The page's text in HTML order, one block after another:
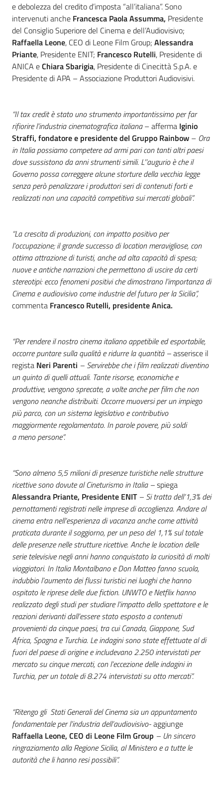
e debolezza del credito d’imposta “all’italiana”. Sono
intervenuti anche Francesca Paola Assumma, Presidente
del Consiglio Superiore del Cinema e dell’Audiovisivo;
Raffaella Leone, CEO di Leone Film Group; Alessandra
Priante, Presidente ENIT; Francesco Rutelli, Presidente di
ANICA eChiara Sbarigia, Presidente di Cinecittà S.p.A. e
Presidente di APA – Associazione Produttori Audiovisivi.
“Il tax credit è stato uno strumento importantissimo per far
rifiorire l’industria cinematografica italiana– afferma Iginio
Straffi, fondatore e presidente del Gruppo Rainbow – Ora
in Italia possiamo competere ad armi pari con tanti altri paesi
dove sussistono da anni strumenti simili. L’’augurio è che il
Governo possa correggere alcune storture della vecchia legge
senza però penalizzare i produttori seri di contenuti forti e
realizzati non una capacità competitiva sui mercati globali”.
“La crescita di produzioni, con impatto positivo per
l’occupazione; il grande successo di location meravigliose, con
ottima attrazione di turisti, anche ad alta capacità di spesa;
nuove e antiche narrazioni che permettono di uscire da certi
stereotipi: ecco fenomeni positivi che dimostrano l’importanza di
Cinema e audiovisivo come industrie del futuro per la Sicilia”,
commenta Francesco Rutelli, presidente Anica.
“Per rendere il nostro cinema italiano appetibile ed esportabile,
occorre puntare sulla qualità e ridurre la quantità –asserisce il
regista Neri Parenti – Servirebbe che i film realizzati diventino
un quinto di quelli attuali. Tante risorse, economiche e
produttive, vengono sprecate, a volte anche per film che non
vengono neanche distribuiti. Occorre muoversi per un impiego
più parco, con un sistema legislativo e contributivo
maggiormente regolamentato. In parole povere, più soldi
a meno persone”.
“Sono almeno 5,5 milioni di presenze turistiche nelle strutture
ricettive sono dovute al Cineturismo in Italia –spiega
Alessandra Priante, Presidente ENIT– Si tratta dell’1,3% dei
pernottamenti registrati nelle imprese di accoglienza. Andare al
cinema entra nell’esperienza di vacanza anche come attività
praticata durante il soggiorno, per un peso del 1,1% sul totale
delle presenze nelle strutture ricettive. Anche le location delle
serie televisive negli anni hanno conquistato la curiosità di molti
viaggiatori. In Italia Montalbano e Don Matteo fanno scuola,
indubbio l’aumento dei flussi turistici nei luoghi che hanno
ospitato le riprese delle due fiction. UNWTO e Netflix hanno
realizzato degli studi per studiare l’impatto dello spettatore e le
reazioni derivanti dall’essere stato esposto a contenuti
provenienti da cinque paesi, tra cui Canada, Giappone, Sud
Africa, Spagna e Turchia. Le indagini sono state effettuate al di
fuori del paese di origine e includevano 2.250 intervistati per
mercato su cinque mercati, con l’eccezione delle indagini in
Turchia, per un totale di 8.274 intervistati su otto mercati”.
“Ritengo gli Stati Generali del Cinema sia un appuntamento
fondamentale per l’industria dell’audiovisivo-aggiunge
Raffaella Leone, CEO di Leone Film Group – Un sincero
ringraziamento alla Regione Sicilia, al Ministero e a tutte le
autorità che li hanno resi possibili”.